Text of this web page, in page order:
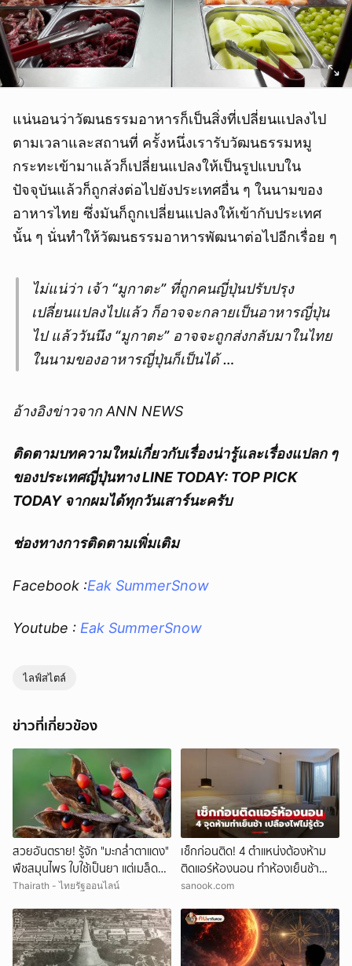
แน่นอนว่าวัฒนธรรมอาหารก็เป็นสิ่งที่เปลี่ยนแปลงไป
ตามเวลาและสถานที่ ครั้งหนึ่งเรารับวัฒนธรรมหมู
กระทะเข้ามาแล้วก็เปลี่ยนแปลงให้เป็นรูปแบบใน
ปัจจุบันแล้วก็ถูกส่งต่อไปยังประเทศอื่น ๆ ในนามของ
อาหารไทย ซึ่งมันก็ถูกเปลี่ยนแปลงให้เข้ากับประเทศ
นั้น ๆ นั่นทำให้วัฒนธรรมอาหารพัฒนาต่อไปอีกเรื่อย ๆ
ไม่แน่ว่า เจ้า “มูกาตะ” ที่ถูกคนญี่ปุ่นปรับปรุง
เปลี่ยนแปลงไปแล้ว ก็อาจจะกลายเป็นอาหารญี่ปุ่น
ไป แล้ววันนึง “มูกาตะ” อาจจะถูกส่งกลับมาในไทย
ในนามของอาหารญี่ปุ่นก็เป็นได้ …
อ้างอิงข่าวจาก ANN NEWS
ติดตามบทความใหม่เกี่ยวกับเรื่องน่ารู้และเรื่องแปลก ๆ
ของประเทศญี่ปุ่นทาง LINE TODAY: TOP PICK
TODAY จากผมได้ทุกวันเสาร์นะครับ
ช่องทางการติดตามเพิ่มเติม
Facebook :Eak SummerSnow
Youtube : Eak SummerSnow
ไลฟ์สไตล์
ข่าวที่เกี่ยวข้อง
สวยอันตราย! รู้จัก "มะกล่ำตาแดง"
พืชสมุนไพร ใบใช้เป็นยา แต่เมล็ดมี
พิษร้าย
Thairath - ไทยรัฐออนไลน์
เช็กก่อนติด! 4 ตำแหน่งต้องห้าม
ติดแอร์ห้องนอน ทำห้องเย็นช้า
เปลืองค่าไฟไม่รู้ตัว
sanook.com